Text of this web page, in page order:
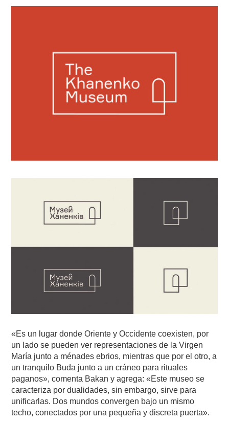
«Es un lugar donde Oriente y Occidente coexisten, por
un lado se pueden ver representaciones de la Virgen
María junto a ménades ebrios, mientras que por el otro, a
un tranquilo Buda junto a un cráneo para rituales
paganos», comenta Bakan y agrega: «Este museo se
caracteriza por dualidades, sin embargo, sirve para
unificarlas. Dos mundos convergen bajo un mismo
techo, conectados por una pequeña y discreta puerta».